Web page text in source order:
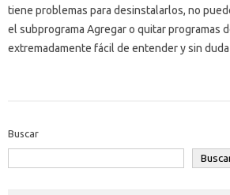
tiene problemas para desinstalarlos, no
el subprograma Agregar o quitar programas
extremadamente fácil de entender y sin
Buscar